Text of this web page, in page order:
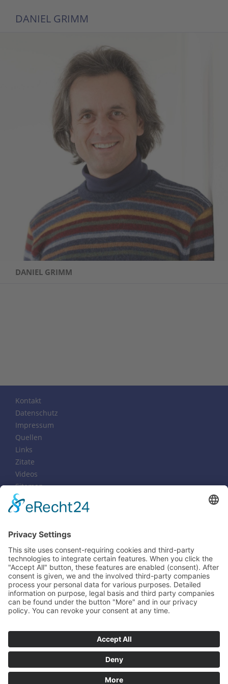
DANIEL GRIMM
DANIEL GRIMM
Kontakt
Datenschutz
Impressum
Quellen
Links
Zitate
Videos
Sitemap
Notfälle
Tel. 0611-16850358
Copyright 2003-2025 Ines Rauscher
Praxis für Genogrammarbeit & Psychotherapie
Wegbegleiterin, Coach & Systemische Familienberaterin
(Genogrammarbeit & systemische Familientherapie,
Familienaufstellungen, Struktur - Aufstellungen)& Gestalterin von
Selbsterfahrungsseminare
Heilpraktikerin (eingeschränkt für Psychotherapie)
im
Nerotal 18 | 65193 Wiesbaden | Tel. 0611-16850358 | Fax. 0611-
16850412
Fotos Copyright Can Stock Photo Inc. www.canstockphotos.de - Details